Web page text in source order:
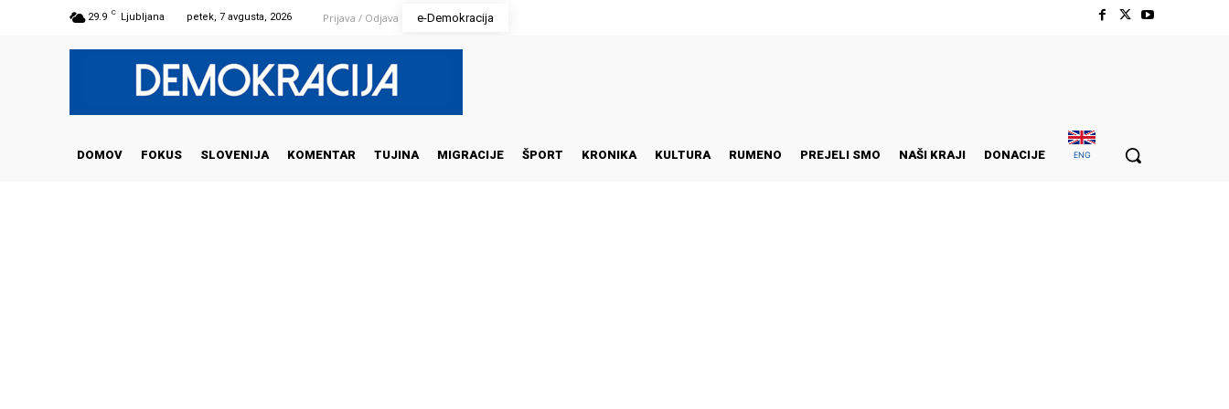
29.9 C Ljubljana petek, 7 avgusta, 2026 Prijava / Odjava e-Demokracija
DOMOV FOKUS SLOVENIJA KOMENTAR TUJINA MIGRACIJE ŠPORT KRONIKA KULTURA RUMENO PREJELI SMO NAŠI KRAJI DONACIJE ENG